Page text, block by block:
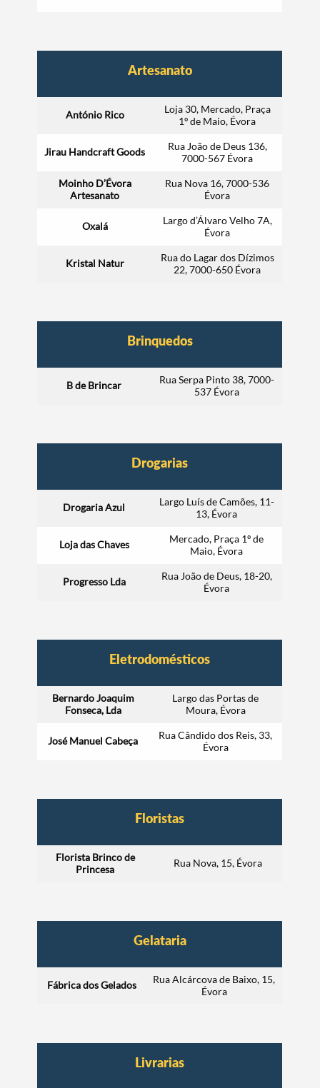
Artesanato
António Rico
Loja 30, Mercado, Praça
1º de Maio, Évora
Jirau Handcraft Goods
Rua João de Deus 136,
7000-567 Évora
Moinho D’Évora
Artesanato
Rua Nova 16, 7000-536
Évora
Oxalá
Largo d’Álvaro Velho 7A,
Évora
Kristal Natur
Rua do Lagar dos Dízimos
22, 7000-650 Évora
Brinquedos
B de Brincar
Rua Serpa Pinto 38, 7000-
537 Évora
Drogarias
Drogaria Azul
Largo Luís de Camões, 11-
13, Évora
Loja das Chaves
Mercado, Praça 1º de
Maio, Évora
Progresso Lda
Rua João de Deus, 18-20,
Évora
Eletrodomésticos
Bernardo Joaquim
Fonseca, Lda
Largo das Portas de
Moura, Évora
José Manuel Cabeça
Rua Cândido dos Reis, 33,
Évora
Floristas
Florista Brinco de
Princesa
Rua Nova, 15, Évora
Gelataria
Fábrica dos Gelados
Rua Alcárcova de Baixo, 15,
Évora
Livrarias